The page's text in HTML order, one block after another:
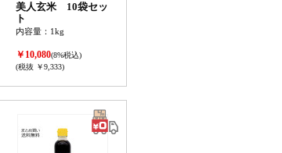
美人玄米 10袋セッ
ト
内容量：1kg
￥10,080(8%税込)
(税抜 ￥9,333)